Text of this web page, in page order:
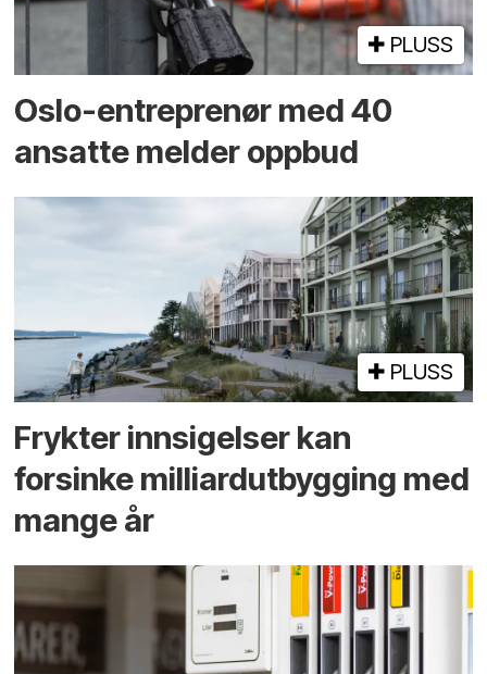
PLUSS
Oslo-entreprenør med 40
ansatte melder oppbud
PLUSS
Frykter innsigelser kan
forsinke milliard­utbygging med
mange år